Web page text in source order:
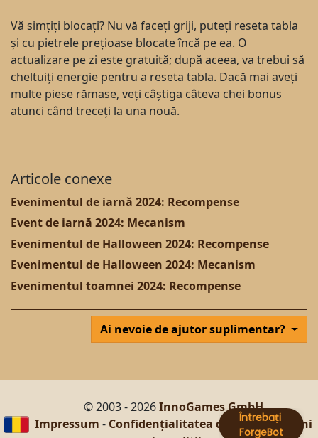
Vă simțiți blocați? Nu vă faceți griji, puteți reseta tabla
și cu pietrele prețioase blocate încă pe ea. O
actualizare pe zi este gratuită; după aceea, va trebui să
cheltuiți energie pentru a reseta tabla. Dacă mai aveți
multe piese rămase, veți câștiga câteva chei bonus
atunci când treceți la una nouă.
Articole conexe
Evenimentul de iarnă 2024: Recompense
Event de iarnă 2024: Mecanism
Evenimentul de Halloween 2024: Recompense
Evenimentul de Halloween 2024: Mecanism
Evenimentul toamnei 2024: Recompense
Ai nevoie de ajutor suplimentar?
© 2003 - 2026InnoGames GmbH
Impressum - Confidențialitatea datelor-Termeni